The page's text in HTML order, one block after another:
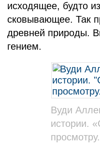
исходящее, будто
сковывающее. Так
древней природы.
гением.
Вуди
истории.